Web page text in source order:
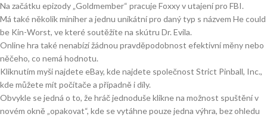
Na začátku epizody „Goldmember“ pracuje Foxxy v utajení pro FBI.
Má také několik miniher a jednu unikátní pro daný typ s názvem He could
be Kin-Worst, ve které soutěžíte na skútru Dr. Evila.
Online hra také nenabízí žádnou pravděpodobnost efektivní měny nebo
něčeho, co nemá hodnotu.
Kliknutím myši najdete eBay, kde najdete společnost Strict Pinball, Inc.,
kde můžete mít počítače a případně i díly.
Obvykle se jedná o to, že hráč jednoduše klikne na možnost spuštění v
novém okně „opakovat“, kde se vytáhne pouze jedna výhra, bez ohledu